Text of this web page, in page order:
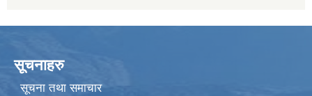
सूचनाहरु
सूचना तथा समाचार